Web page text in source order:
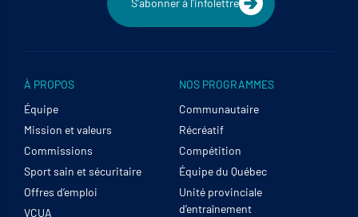
S'abonner à l'infolettre
À PROPOS
Équipe
Mission et valeurs
Commissions
Sport sain et sécuritaire
Offres d’emploi
VCUA
NOS PROGRAMMES
Communautaire
Récréatif
Compétition
Équipe du Québec
Unité provinciale
d’entraînement